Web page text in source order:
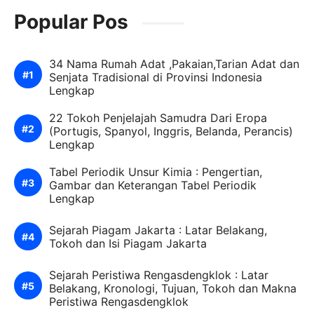
Popular Pos
34 Nama Rumah Adat ,Pakaian,Tarian Adat dan
Senjata Tradisional di Provinsi Indonesia
Lengkap
22 Tokoh Penjelajah Samudra Dari Eropa
(Portugis, Spanyol, Inggris, Belanda, Perancis)
Lengkap
Tabel Periodik Unsur Kimia : Pengertian,
Gambar dan Keterangan Tabel Periodik
Lengkap
Sejarah Piagam Jakarta : Latar Belakang,
Tokoh dan Isi Piagam Jakarta
Sejarah Peristiwa Rengasdengklok : Latar
Belakang, Kronologi, Tujuan, Tokoh dan Makna
Peristiwa Rengasdengklok